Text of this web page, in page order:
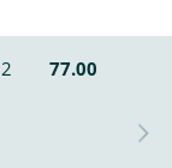
2 77.00